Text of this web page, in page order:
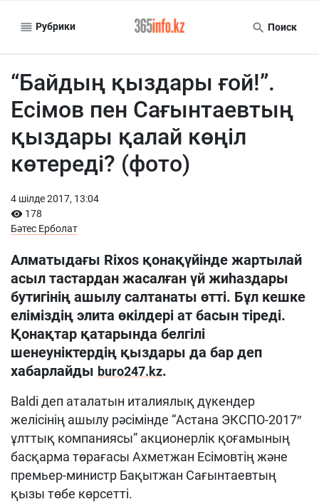
Рубрики Поиск
“Байдың қыздары ғой!”.
Есімов пен Сағынтаевтың
қыздары қалай көңіл
көтереді? (фото)
4 шiлде 2017, 13:04
178
Бәтес Ерболат
Алматыдағы Rixos қонақүйінде жартылай
асыл тастардан жасалған үй жиһаздары
бутигінің ашылу салтанаты өтті. Бұл кешке
еліміздің элита өкілдері ат басын тіреді.
Қонақтар қатарында белгілі
шенеуніктердің қыздары да бар деп
хабарлайды buro247.kz.
Baldi деп аталатын италиялық дүкендер
желісінің ашылу рәсімінде “Астана ЭКСПО-2017″
ұлттық компаниясы” акционерлік қоғамының
басқарма төрағасы Ахметжан Есімовтің және
премьер-министр Бақытжан Сағынтаевтың
қызы төбе көрсетті.